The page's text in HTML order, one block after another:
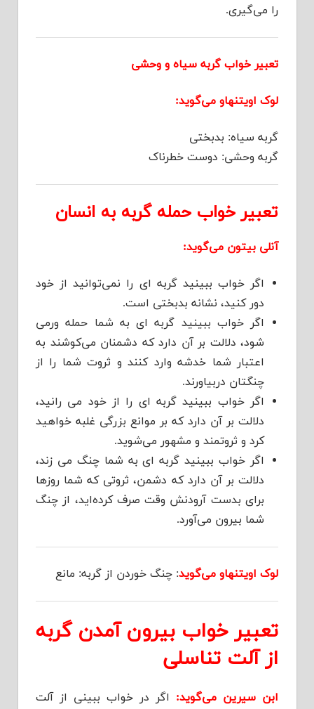
را می‌گیری.
تعبیر خواب گربه سیاه و وحشی
لوک اویتنهاو می‌گوید:
گربه سیاه: بدبختی
گربه وحشی: دوست خطرناک
تعبیر خواب حمله گربه به انسان
آنلی بیتون می‌گوید:
اگر خواب ببینید گربه ای را نمی‌توانید از خود
دور کنید، نشانه بدبختی است.
اگر خواب ببینید گربه ای به شما حمله ورمی
شود، دلالت بر آن دارد که دشمنان می‌کوشند به
اعتبار شما خدشه وارد کنند و ثروت شما را از
چنگتان دربیاورند.
اگر خواب ببینید گربه ای را از خود می رانید،
دلالت بر آن دارد که بر موانع بزرگی غلبه خواهید
کرد و ثروتمند و مشهور می‌شوید.
اگر خواب ببینید گربه ای به شما چنگ می زند،
دلالت بر آن دارد که دشمن، ثروتی که شما روزها
برای بدست آرودنش وقت صرف کرده‌اید، از چنگ
شما بیرون می‌آورد.
لوک اویتنهاو می‌گوید: چنگ خوردن از گربه: مانع
تعبیر خواب بیرون آمدن گربه
از آلت تناسلی
ابن سیرین می‌گوید: اگر در خواب ببینی از آلت